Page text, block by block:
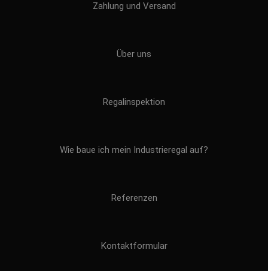
Zahlung und Versand
Über uns
Regalinspektion
Wie baue ich mein Industrieregal auf?
Referenzen
Kontaktformular